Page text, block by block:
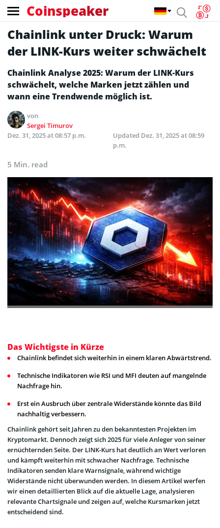
Coinspeaker
Chainlink unter Druck: Warum
der LINK-Kurs weiter schwächelt
Chainlink Analyse 2025: Warum der LINK-Kurs
schwächelt, welche Marken jetzt zählen und
wann eine Trendwende möglich ist.
von
Sergei Timurov
Dez. 31, 2025 at 08:57 p.m.
Updated Dez. 31, 2025 at 08:59
p.m.
5 Min. read
Das Wichtigste in Kürze
Chainlink befindet sich weiterhin in einem klaren Abwärtstrend.
Technische Indikatoren wie RSI und MFI deuten auf mangelnde
Nachfrage hin.
Erst ein Ausbruch über zentrale Widerstände könnte das Bild
nachhaltig verbessern.
Chainlink gehört seit Jahren zu den bekanntesten Projekten im
Kryptomarkt. Dennoch zeigt sich 2025 für viele Anleger von seiner
ernüchternden Seite. Der LINK-Kurs hat deutlich an Wert verloren
und kämpft weiterhin mit schwacher Nachfrage. Technische
Indikatoren senden klare Warnsignale, während wichtige
Widerstände nicht überwunden werden. In diesem Artikel werfen
wir einen detaillierten Blick auf die aktuelle Lage, analysieren
relevante Chartsignale und zeigen auf, welche Kursmarken jetzt
entscheidend sind.